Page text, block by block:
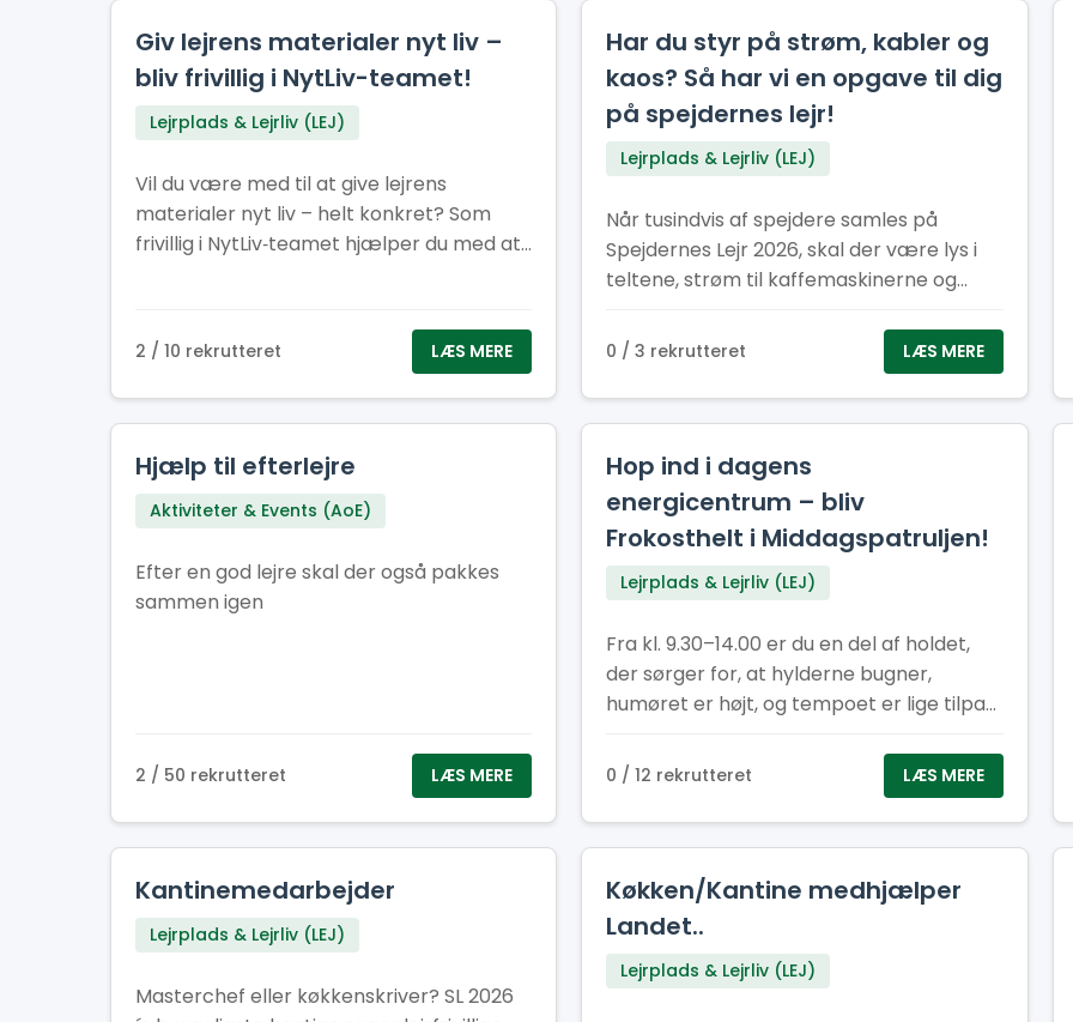
Giv lejrens materialer nyt liv –
bliv frivillig i NytLiv-teamet!
Lejrplads & Lejrliv (LEJ)
Vil du være med til at give lejrens
materialer nyt liv – helt konkret? Som
frivillig i NytLiv‑teamet hjælper du med at
stedet for kasseret.
2 / 10 rekrutteret LÆS MERE
Har du styr på strøm, kabler og
kaos? Så har vi en opgave til dig
på spejdernes lejr!
Lejrplads & Lejrliv (LEJ)
Når tusindvis af spejdere samles på
Spejdernes Lejr 2026, skal der være lys i
teltene, strøm til kaffemaskinerne og
et stærkt EL-hold.
0 / 3 rekrutteret LÆS MERE
Hjælp til efterlejre
Aktiviteter & Events (AoE)
Efter en god lejre skal der også pakkes
sammen igen
2 / 50 rekrutteret LÆS MERE
Hop ind i dagens
energicentrum – bliv
Frokosthelt i Middagspatruljen!
Lejrplads & Lejrliv (LEJ)
Fra kl. 9.30–14.00 er du en del af holdet,
der sørger for, at hylderne bugner,
humøret er højt, og tempoet er lige tilpas
du en vigtig rolle i lejrens hjerte – og du
gør det sammen med andre, der også
elsker at være dér, hvor der sker noget.
Kom og vær med! Her er der plads til smil,
samarbejde og en arbejdsformiddag, der
giver energi til resten af dagen. Kan du
flere sprog? Super! Fortæl os gerne
hvilke, når du søger – så ved vi, hvem vi
0 / 12 rekrutteret LÆS MERE
Kantinemedarbejder
Lejrplads & Lejrliv (LEJ)
Masterchef eller køkkenskriver? SL 2026
Køkken/Kantine medhjælper
Landet..
Lejrplads & Lejrliv (LEJ)